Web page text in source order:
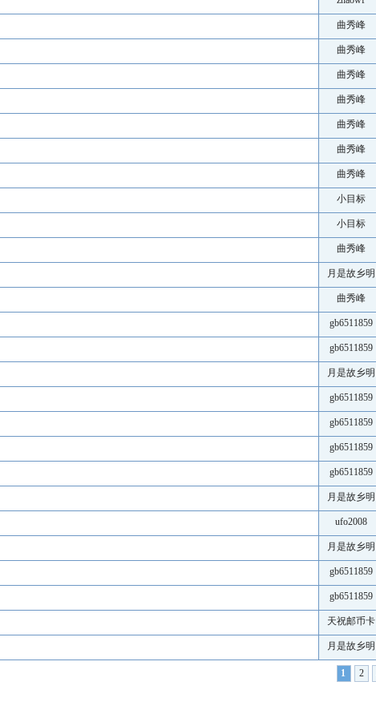
曲秀峰
曲秀峰
曲秀峰
曲秀峰
曲秀峰
曲秀峰
曲秀峰
小目标
小目标
曲秀峰
月是故乡明
曲秀峰
gb6511859
gb6511859
月是故乡明
gb6511859
gb6511859
gb6511859
gb6511859
月是故乡明
ufo2008
月是故乡明
gb6511859
gb6511859
天祝邮币卡
月是故乡明
1 2